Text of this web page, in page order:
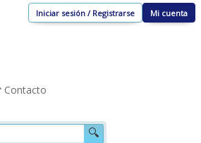
Iniciar sesión / Registrarse Mi cuenta
Contacto
🔍